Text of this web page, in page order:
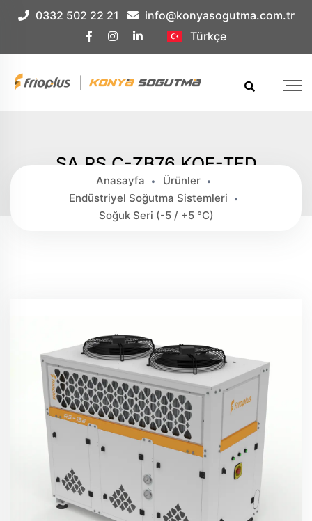
Çerez Örnek0332 502 22 21
info@konyasogutma.com.tr
Türkçe
SA.RS.C-ZB76 KQE-TFD
Anasayfa
Ürünler
Endüstriyel Soğutma Sistemleri
Soğuk Seri (-5 / +5 °c)